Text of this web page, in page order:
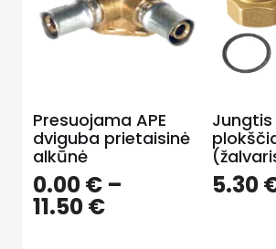
Presuojama APE
dviguba prietaisinė
alkūnė
0.00€ –
11.50€Price
5.30